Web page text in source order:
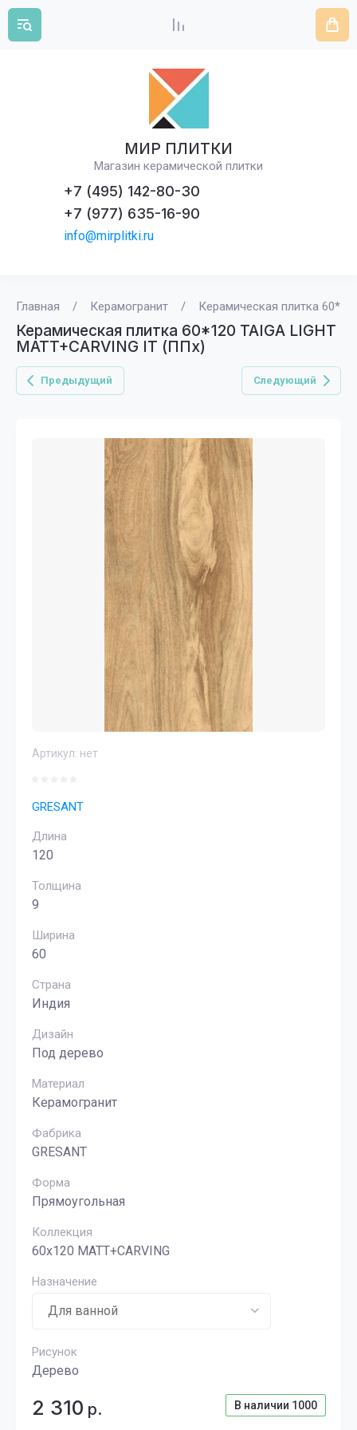
МИР ПЛИТКИ
Магазин керамической плитки
+7 (495) 142-80-30
+7 (977) 635-16-90
info@mirplitki.ru
Главная / Керамогранит / Керамическая плитка
Керамическая плитка 60*120 TAIGA LIGHT
MATT+CARVING IT (ППх)
Предыдущий Следующий
Артикул: нет
GRESANT
Длина
120
Толщина
9
Ширина
60
Страна
Индия
Дизайн
Под дерево
Материал
Керамогранит
Фабрика
GRESANT
Форма
Прямоугольная
Коллекция
60x120 MATT+CARVING
Назначение
Рисунок
Дерево
В наличии 1000
2 310 р.